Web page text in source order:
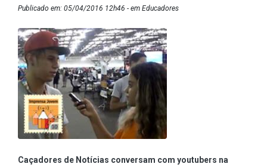
Publicado em: 05/04/2016 12h46 - em Educadores
Caçadores de Notícias conversam com youtubers na